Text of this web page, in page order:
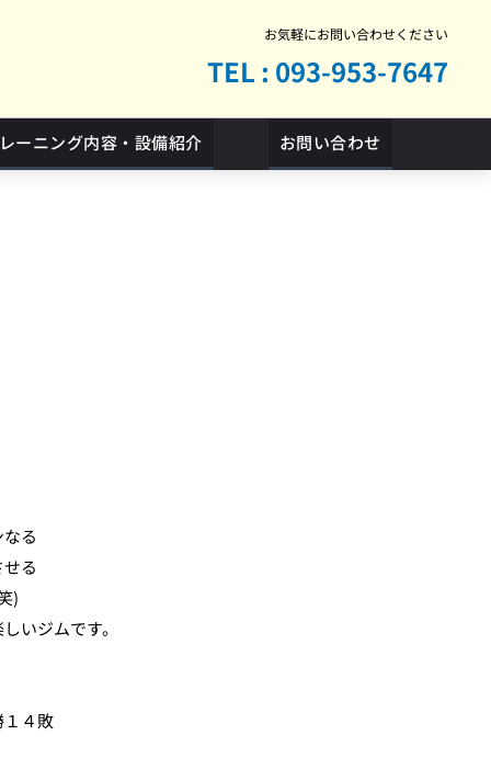
お気軽にお問い合わせください
TEL : 093-953-7647
ーニング内容・設備紹介 お問い合わせ
る
る
)
かく楽しいジムです。
４敗